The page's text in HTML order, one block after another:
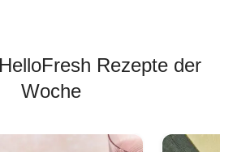
Rezepte der
Woche